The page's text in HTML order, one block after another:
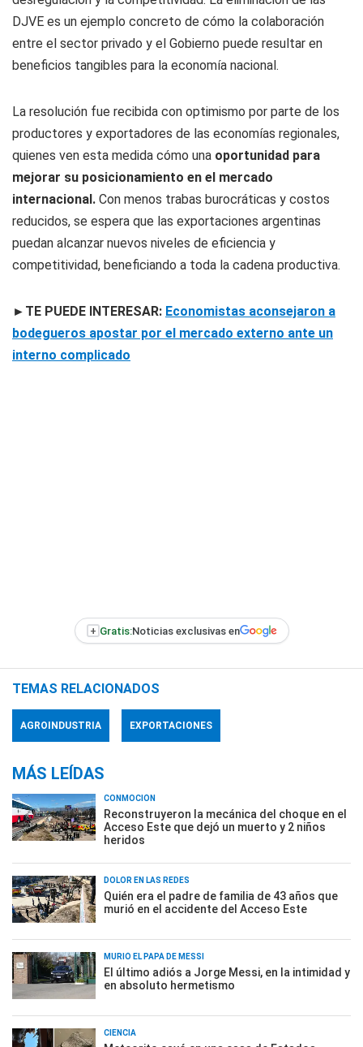
DJVE es un ejemplo concreto de cómo la colaboración
entre el sector privado y el Gobierno puede resultar en
beneficios tangibles para la economía nacional.
La resolución fue recibida con optimismo por parte de los
productores y exportadores de las economías regionales,
quienes ven esta medida cómo una oportunidad para
mejorar su posicionamiento en el mercado
internacional. Con menos trabas burocráticas y costos
reducidos, se espera que las exportaciones argentinas
puedan alcanzar nuevos niveles de eficiencia y
competitividad, beneficiando a toda la cadena productiva.
►TE PUEDE INTERESAR: Economistas aconsejaron a
bodegueros apostar por el mercado externo ante un
interno complicado
+ Gratis:Noticias exclusivas en
TEMAS RELACIONADOS
AGROINDUSTRIA EXPORTACIONES
MÁS LEÍDAS
CONMOCIÓN
Reconstruyeron la mecánica del choque en el
Acceso Este que dejó un muerto y 2 niños
heridos
DOLOR EN LAS REDES
Quién era el padre de familia de 43 años que
murió en el accidente del Acceso Este
MURIÓ EL PAPÁ DE MESSI
El último adiós a Jorge Messi, en la intimidad y
en absoluto hermetismo
CIENCIA